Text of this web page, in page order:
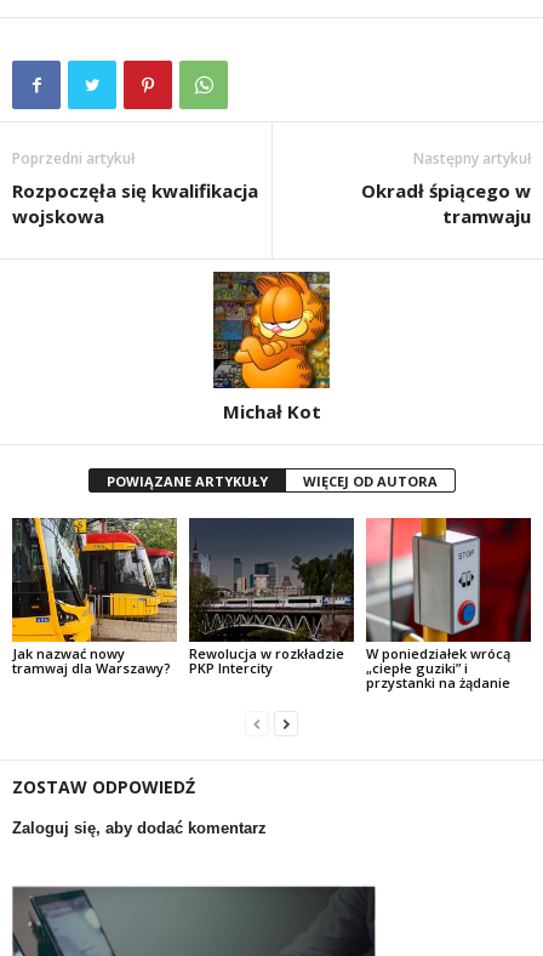
Poprzedni artykuł
Rozpoczęła się kwalifikacja
wojskowa
Następny artykuł
Okradł śpiącego w
tramwaju
Michał Kot
POWIĄZANE ARTYKUŁY WIĘCEJ OD AUTORA
Jak nazwać nowy
tramwaj dla Warszawy?
Rewolucja w rozkładzie
PKP Intercity
W poniedziałek wrócą
„ciepłe guziki” i
przystanki na żądanie
ZOSTAW ODPOWIEDŹ
Zaloguj się, aby dodać komentarz